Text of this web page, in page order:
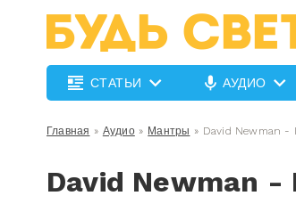
СТАТЬИ АУДИО
Главная » Аудио» Мантры » David Newman -
David Newman